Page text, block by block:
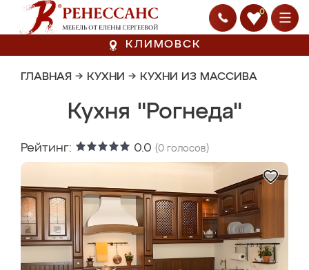
0
КЛИМОВСК
ГЛАВНАЯ → КУХНИ → КУХНИ ИЗ МАССИВА
Кухня "Рогнеда"
Рейтинг: 0.0 (0 голосов)